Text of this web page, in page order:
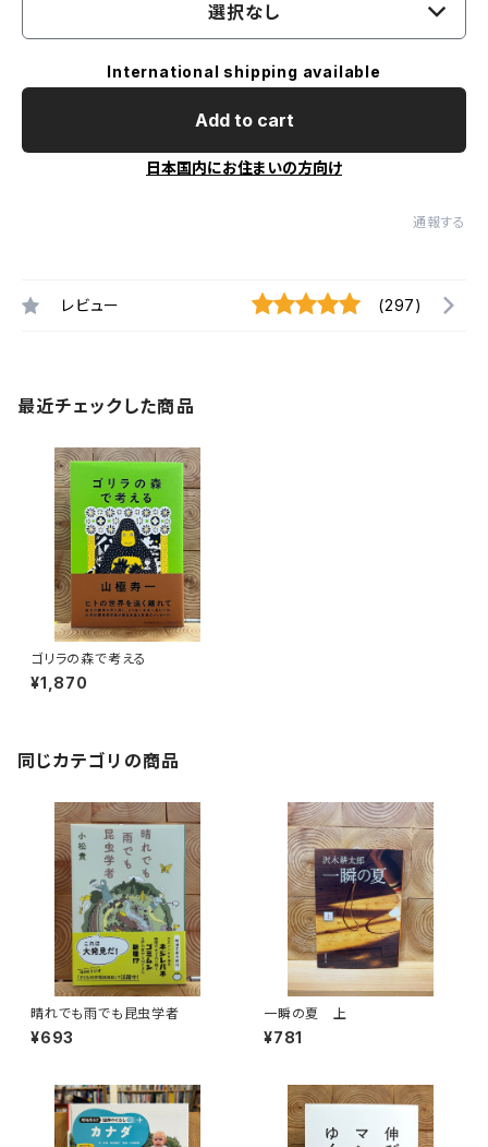
選択なし
International shipping available
Add to cart
日本国内にお住まいの方向け
通報する
レビュー (297)
最近チェックした商品
ゴリラの森で考える
¥1,870
同じカテゴリの商品
晴れでも雨でも昆虫学者
¥693
一瞬の夏 上
¥781